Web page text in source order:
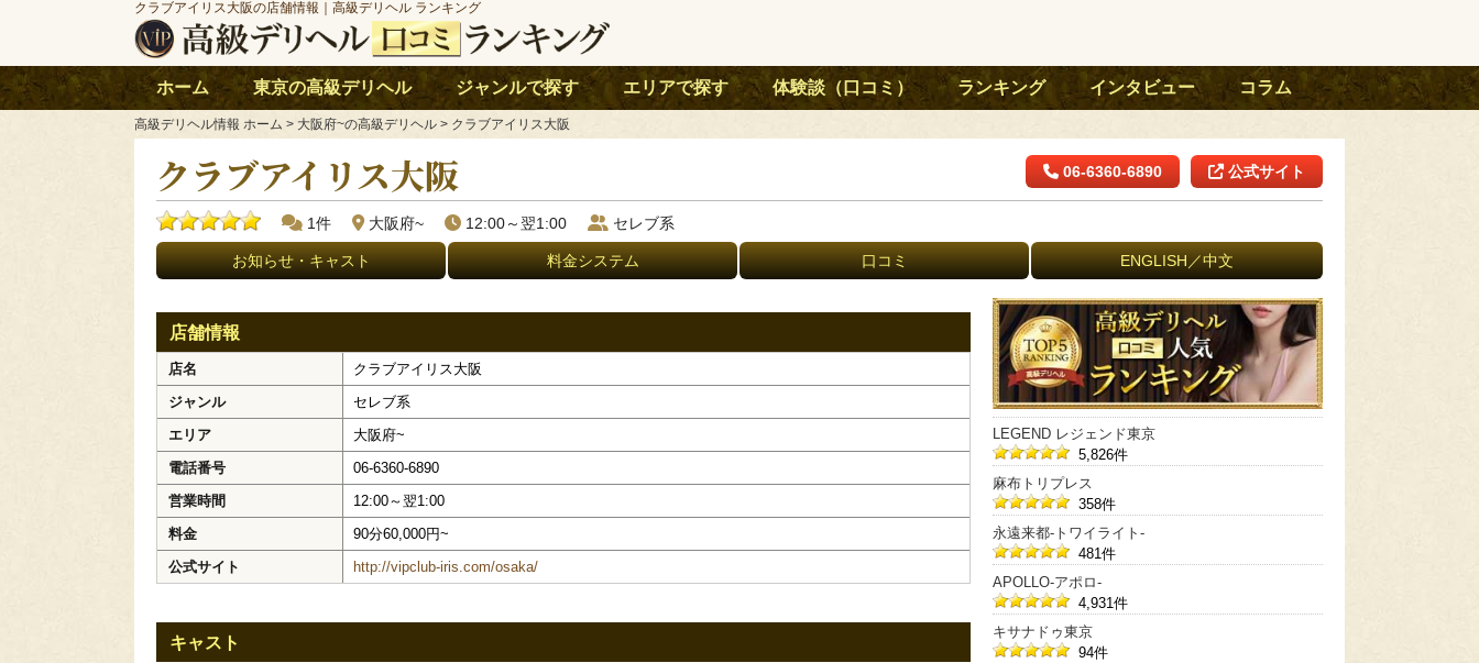
クラブアイリス大阪の店舗情報｜高級デリヘル ランキング
ホーム 東京の高級デリヘル ジャンルで探す エリアで探す 体験談（口コミ） ランキング インタビュー コラム
高級デリヘル情報 ホーム > 大阪府~の高級デリヘル > クラブアイリス大阪
クラブアイリス大阪 公式サイト
06-6360-6890
1件 大阪府~ 12:00～翌1:00 セレブ系
お知らせ・キャスト 料金システム 口コミ ENGLISH／中文
店舗情報
店名
クラブアイリス大阪
ジャンル
セレブ系
エリア
大阪府~
電話番号
06-6360-6890
営業時間
12:00～翌1:00
料金
90分60,000円~
公式サイト
http://vipclub-iris.com/osaka/
キャスト
LEGEND レジェンド東京
5,826件
麻布トリプレス
358件
永遠来都-トワイライト-
481件
APOLLO-アポロ-
4,931件
キサナドゥ東京
94件